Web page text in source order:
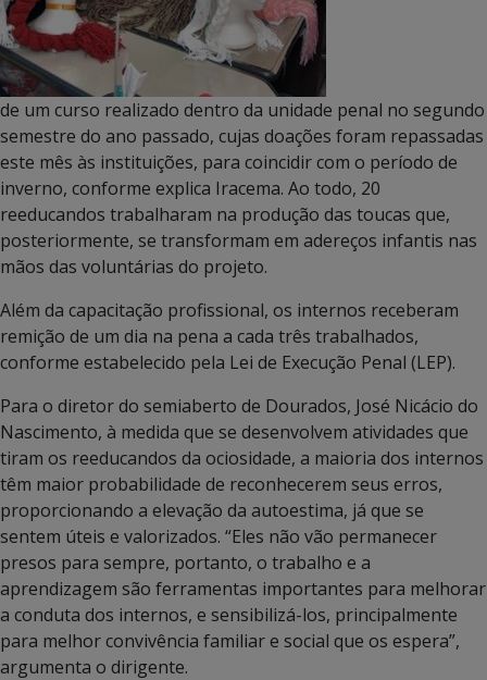
de um curso realizado dentro da unidade penal no segundo
semestre do ano passado, cujas doações foram repassadas
este mês às instituições, para coincidir com o período de
inverno, conforme explica Iracema. Ao todo, 20
reeducandos trabalharam na produção das toucas que,
posteriormente, se transformam em adereços infantis nas
mãos das voluntárias do projeto.
Além da capacitação profissional, os internos receberam
remição de um dia na pena a cada três trabalhados,
conforme estabelecido pela Lei de Execução Penal (LEP).
Para o diretor do semiaberto de Dourados, José Nicácio do
Nascimento, à medida que se desenvolvem atividades que
tiram os reeducandos da ociosidade, a maioria dos internos
têm maior probabilidade de reconhecerem seus erros,
proporcionando a elevação da autoestima, já que se
sentem úteis e valorizados. “Eles não vão permanecer
presos para sempre, portanto, o trabalho e a
aprendizagem são ferramentas importantes para melhorar
a conduta dos internos, e sensibilizá-los, principalmente
para melhor convivência familiar e social que os espera”,
argumenta o dirigente.